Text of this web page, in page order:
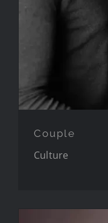
Couple
Culture